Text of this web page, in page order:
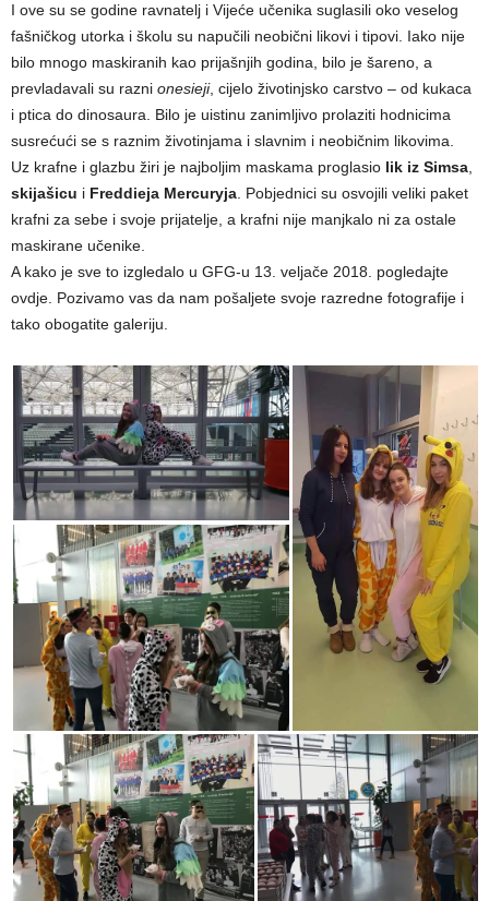
I ove su se godine ravnatelj i Vijeće učenika suglasili oko veselog
fašničkog utorka i školu su napučili neobični likovi i tipovi. Iako nije
bilo mnogo maskiranih kao prijašnjih godina, bilo je šareno, a
prevladavali su razni onesieji, cijelo životinjsko carstvo – od kukaca
i ptica do dinosaura. Bilo je uistinu zanimljivo prolaziti hodnicima
susrećući se s raznim životinjama i slavnim i neobičnim likovima.
Uz krafne i glazbu žiri je najboljim maskama proglasio lik iz Simsa
skijašicu i Freddieja Mercuryja . Pobjednici su osvojili veliki paket
krafni za sebe i svoje prijatelje, a krafni nije manjkalo ni za ostale
maskirane učenike.
A kako je sve to izgledalo u GFG-u 13. veljače 2018. pogledajte
ovdje. Pozivamo vas da nam pošaljete svoje razredne fotografije i
tako obogatite galeriju.